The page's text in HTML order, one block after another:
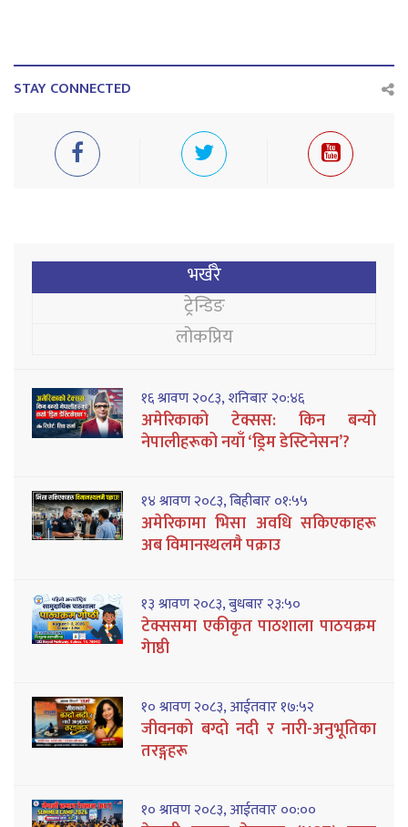
STAY CONNECTED
भर्खरै
ट्रेन्डिङ
लोकप्रिय
१६ श्रावण २०८३, शनिबार २०:४६
अमेरिकाको टेक्सस: किन बन्यो
नेपालीहरूको नयाँ ‘ड्रिम डेस्टिनेसन’?
१४ श्रावण २०८३, बिहीबार ०१:५५
अमेरिकामा भिसा अवधि सकिएकाहरू
अब विमानस्थलमै पक्राउ
१३ श्रावण २०८३, बुधबार २३:५०
टेक्ससमा एकीकृत पाठशाला पाठयक्रम
गेाष्ठी
१० श्रावण २०८३, आईतवार १७:५२
जीवनको बग्दो नदी र नारी-अनुभूतिका
तरङ्गहरू
१० श्रावण २०८३, आईतवार ००:००